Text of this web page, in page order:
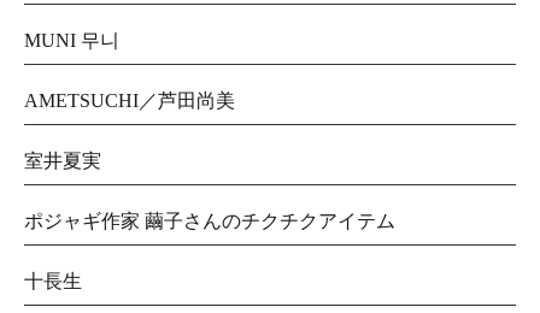
MUNI 무니
AMETSUCHI／芦田尚美
室井夏実
ポジャギ作家 繭子さんのチクチクアイテム
十長生